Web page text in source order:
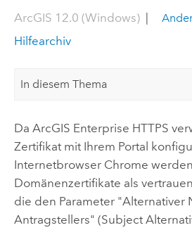
ArcGIS 12.0 (Windows)|
Hilfearchiv
In diesem Thema
Da ArcGIS Enterprise HTTPS
Zertifikat mit Ihrem Portal
Internetbrowser Chrome
Domänenzertifikate als
die den Parameter "Alternativer
Antragstellers" (Subject